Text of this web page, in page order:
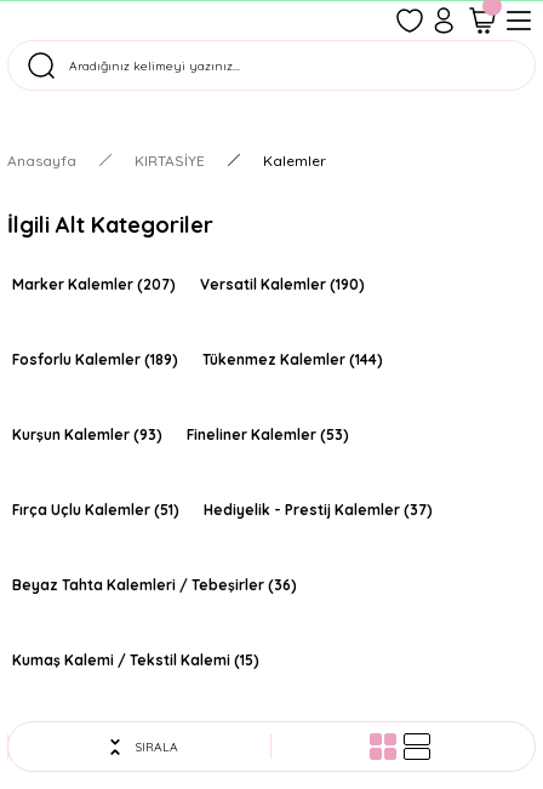
Tüm Siparişler Aynı Gün Kargoda!
Anasayfa KIRTASİYE Kalemler
İlgili Alt Kategoriler
Marker Kalemler (207) Versatil Kalemler (190)
Fosforlu Kalemler (189) Tükenmez Kalemler (144)
Kurşun Kalemler (93) Fineliner Kalemler (53)
Fırça Uçlu Kalemler (51) Hediyelik - Prestij Kalemler (37)
Beyaz Tahta Kalemleri / Tebeşirler (36)
Kumaş Kalemi / Tekstil Kalemi (15)
SIRALA